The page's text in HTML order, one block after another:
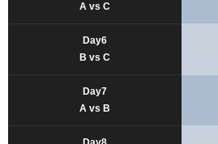
A vs C
Day6
B vs C
Day7
A vs B